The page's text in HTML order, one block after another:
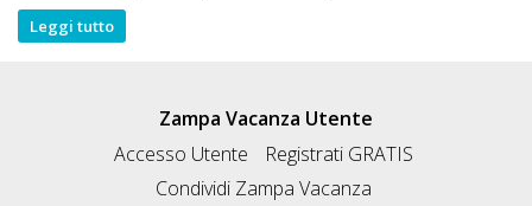
Leggi tutto
Zampa Vacanza Utente
Accesso Utente
Registrati GRATIS
Condividi Zampa Vacanza